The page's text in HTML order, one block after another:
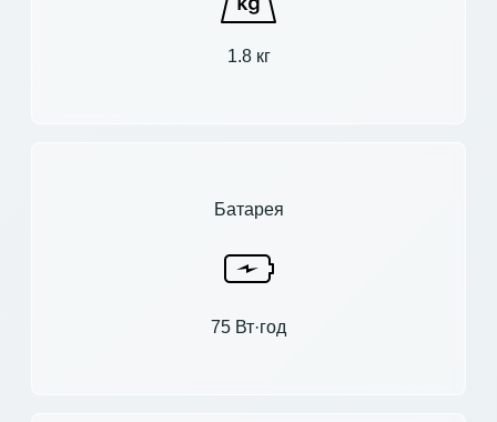
1.8 кг
Батарея
75 Вт·год